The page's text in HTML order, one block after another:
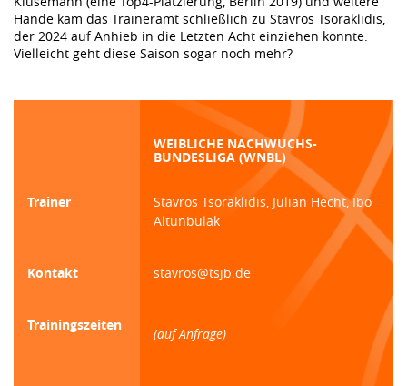
Hände kam das Traineramt schließlich zu Stavros Tsoraklidis,
der 2024 auf Anhieb in die Letzten Acht einziehen konnte.
Vielleicht geht diese Saison sogar noch mehr?
WEIBLICHE NACHWUCHS-
BUNDESLIGA (WNBL)
Trainer
Stavros Tsoraklidis, Julian Hecht, Ibo
Altunbulak
Kontakt stavros@tsjb.de
Trainingszeiten
(auf Anfrage)